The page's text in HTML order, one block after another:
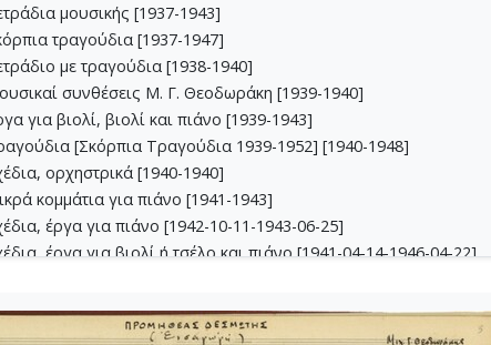
μουσικής [1937-1943]
τραγούδια [1937-1947]
με τραγούδια [1938-1940]
συνθέσεις Μ. Γ. Θεοδωράκη [1939-1940]
για βιολί, βιoλί και πιάνο [1939-1943]
[Σκόρπια Τραγούδια 1939-1952] [1940-1948]
ορχηστρικά [1940-1940]
κομμάτια για πιάνο [1941-1943]
έργα για πιάνο [1942-10-11-1943-06-25]
έργα για βιολί ή τσέλο και πιάνο [1941-04-14-1946-04-22]
χορωδίας Β, Γ, Δ [1942-03-09-1943-09-24]